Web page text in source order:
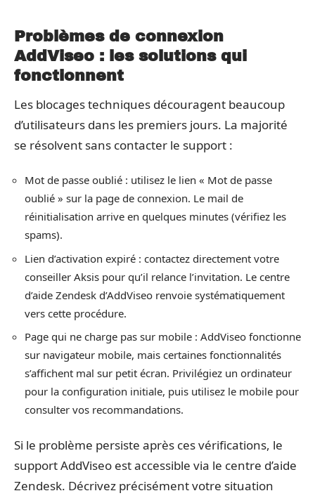
Problèmes de connexion
AddViseo : les solutions qui
fonctionnent
Les blocages techniques découragent beaucoup
d’utilisateurs dans les premiers jours. La majorité
se résolvent sans contacter le support :
Mot de passe oublié : utilisez le lien « Mot de passe
oublié » sur la page de connexion. Le mail de
réinitialisation arrive en quelques minutes (vérifiez les
spams).
Lien d’activation expiré : contactez directement votre
conseiller Aksis pour qu’il relance l’invitation. Le centre
d’aide Zendesk d’AddViseo renvoie systématiquement
vers cette procédure.
Page qui ne charge pas sur mobile : AddViseo fonctionne
sur navigateur mobile, mais certaines fonctionnalités
s’affichent mal sur petit écran. Privilégiez un ordinateur
pour la configuration initiale, puis utilisez le mobile pour
consulter vos recommandations.
Si le problème persiste après ces vérifications, le
support AddViseo est accessible via le centre d’aide
Zendesk. Décrivez précisément votre situation